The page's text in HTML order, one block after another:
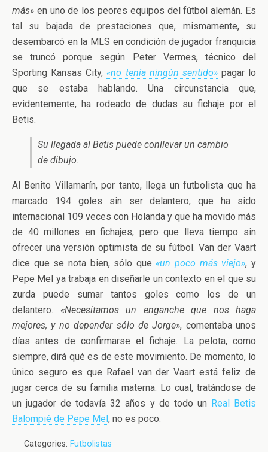
más» en uno de los peores equipos del fútbol alemán. Es
tal su bajada de prestaciones que, mismamente, su
desembarcó en la MLS en condición de jugador franquicia
se truncó porque según Peter Vermes, técnico del
Sporting Kansas City, «no tenía ningún sentido»pagar lo
que se estaba hablando. Una circunstancia que,
evidentemente, ha rodeado de dudas su fichaje por el
Betis.
Su llegada al Betis puede conllevar un cambio
de dibujo.
Al Benito Villamarín, por tanto, llega un futbolista que ha
marcado 194 goles sin ser delantero, que ha sido
internacional 109 veces con Holanda y que ha movido más
de 40 millones en fichajes, pero que lleva tiempo sin
ofrecer una versión optimista de su fútbol. Van der Vaart
dice que se nota bien, sólo que «un poco más viejo», y
Pepe Mel ya trabaja en diseñarle un contexto en el que su
zurda puede sumar tantos goles como los de un
delantero. «Necesitamos un enganche que nos haga
mejores, y no depender sólo de Jorge», comentaba unos
días antes de confirmarse el fichaje. La pelota, como
siempre, dirá qué es de este movimiento. De momento, lo
único seguro es que Rafael van der Vaart está feliz de
jugar cerca de su familia materna. Lo cual, tratándose de
un jugador de todavía 32 años y de todo un Real Betis
Balompié de Pepe Mel, no es poco.
Categories: Futbolistas